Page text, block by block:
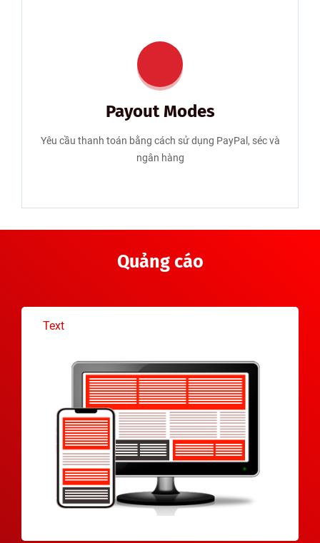
Payout Modes
Yêu cầu thanh toán bằng cách sử dụng PayPal, séc và
ngân hàng
Quảng cáo
Text